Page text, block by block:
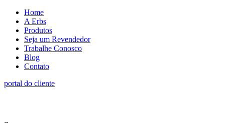
Home
A Erbs
Produtos
Seja um Revendedor
Trabalhe Conosco
Blog
Contato
portal do cliente